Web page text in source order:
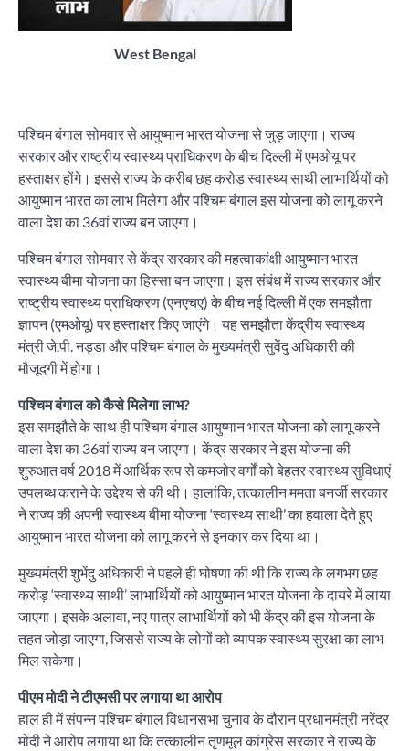
West Bengal
पश्चिम बंगाल सोमवार से आयुष्मान भारत योजना से जुड़ जाएगा। राज्य
सरकार और राष्ट्रीय स्वास्थ्य प्राधिकरण के बीच दिल्ली में एमओयू पर
हस्ताक्षर होंगे। इससे राज्य के करीब छह करोड़ स्वास्थ्य साथी लाभार्थियों को
आयुष्मान भारत का लाभ मिलेगा और पश्चिम बंगाल इस योजना को लागू करने
वाला देश का 36वां राज्य बन जाएगा।
पश्चिम बंगाल सोमवार से केंद्र सरकार की महत्वाकांक्षी आयुष्मान भारत
स्वास्थ्य बीमा योजना का हिस्सा बन जाएगा। इस संबंध में राज्य सरकार और
राष्ट्रीय स्वास्थ्य प्राधिकरण (एनएचए) के बीच नई दिल्ली में एक समझौता
ज्ञापन (एमओयू) पर हस्ताक्षर किए जाएंगे। यह समझौता केंद्रीय स्वास्थ्य
मंत्री जे.पी. नड्डा और पश्चिम बंगाल के मुख्यमंत्री सुवेंदु अधिकारी की
मौजूदगी में होगा।
पश्चिम बंगाल को कैसे मिलेगा लाभ?
इस समझौते के साथ ही पश्चिम बंगाल आयुष्मान भारत योजना को लागू करने
वाला देश का 36वां राज्य बन जाएगा। केंद्र सरकार ने इस योजना की
शुरुआत वर्ष 2018 में आर्थिक रूप से कमजोर वर्गों को बेहतर स्वास्थ्य सुविधाएं
उपलब्ध कराने के उद्देश्य से की थी। हालांकि, तत्कालीन ममता बनर्जी सरकार
ने राज्य की अपनी स्वास्थ्य बीमा योजना ‘स्वास्थ्य साथी’ का हवाला देते हुए
आयुष्मान भारत योजना को लागू करने से इनकार कर दिया था।
मुख्यमंत्री शुभेंदु अधिकारी ने पहले ही घोषणा की थी कि राज्य के लगभग छह
करोड़ ‘स्वास्थ्य साथी’ लाभार्थियों को आयुष्मान भारत योजना के दायरे में लाया
जाएगा। इसके अलावा, नए पात्र लाभार्थियों को भी केंद्र की इस योजना के
तहत जोड़ा जाएगा, जिससे राज्य के लोगों को व्यापक स्वास्थ्य सुरक्षा का लाभ
मिल सकेगा।
पीएम मोदी ने टीएमसी पर लगाया था आरोप
हाल ही में संपन्न पश्चिम बंगाल विधानसभा चुनाव के दौरान प्रधानमंत्री नरेंद्र
मोदी ने आरोप लगाया था कि तत्कालीन तृणमूल कांग्रेस सरकार ने राज्य के